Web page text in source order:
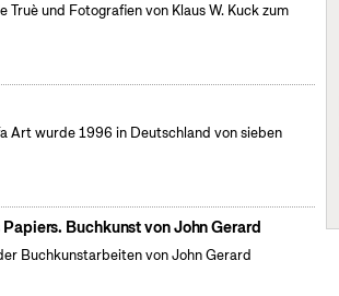
Truè und Fotografien von Klaus W. Kuck zum
Art wurde 1996 in Deutschland von sieben
Buchkunst von John Gerard
Buchkunstarbeiten von John Gerard